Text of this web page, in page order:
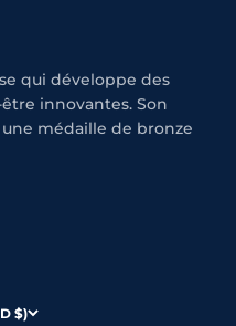
qui développe des
innovantes. Son
médaille de bronze
$)